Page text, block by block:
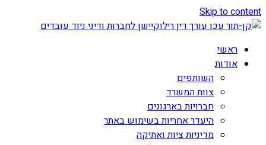
Skip to content
ראשי
אודות
השותפים
צוות המשרד
חברויות בארגונים
היעדר אחריות בשימוש באתר
מדיניות ציות ואתיקה